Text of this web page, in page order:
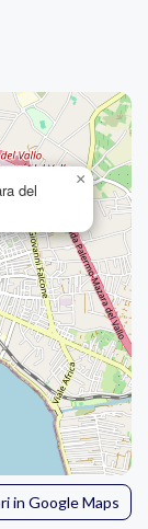
del
×
in Google Maps